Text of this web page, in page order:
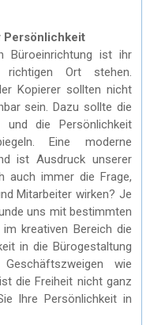
Persönlichkeit
Büroeinrichtung ist ihr
Ort stehen.
Kopierer sollten nicht
sein. Dazu sollte die
und die Persönlichkeit
Eine moderne
ist Ausdruck unserer
auch immer die Frage,
Mitarbeiter wirken? Je
uns mit bestimmten
kreativen Bereich die
in die Bürogestaltung
wie
die Freiheit nicht ganz
Ihre Persönlichkeit in